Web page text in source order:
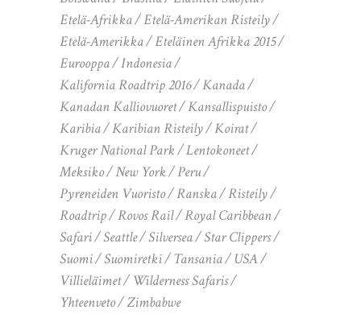
Etelä-Afrikka
Etelä-Amerikan Risteily
Etelä-Amerikka
Eteläinen Afrikka 2015
Eurooppa
Indonesia
Kalifornia Roadtrip 2016
Kanada
Kanadan Kalliovuoret
Kansallispuisto
Karibia
Karibian Risteily
Koirat
Kruger National Park
Lentokoneet
Meksiko
New York
Peru
Pyreneiden Vuoristo
Ranska
Risteily
Roadtrip
Rovos Rail
Royal Caribbean
Safari
Seattle Silversea
Star Clippers
Suomi
Suomiretki Tansania
USA
Villieläimet
Wilderness Safaris
Yhteenveto
Zimbabwe